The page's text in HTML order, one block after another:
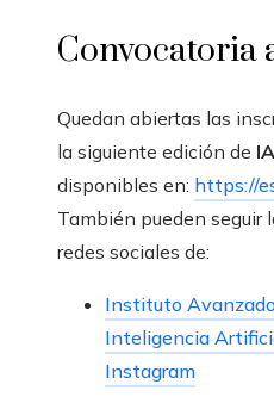
Convocatoria
Quedan abiertas las
la siguiente edición de
disponibles en: https://
También pueden seguir
redes sociales de:
Instituto
Inteligencia
Instagram